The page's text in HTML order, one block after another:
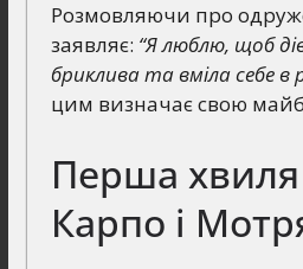
Розмовляючи про
заявляє: “Я люблю, щоб
бриклива та вміла себе
цим визначає свою
Перша хвиля
Карпо і